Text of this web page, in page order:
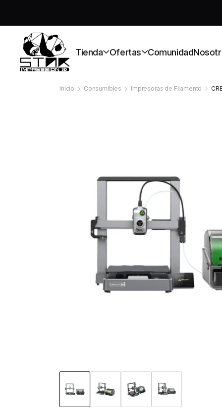
Tienda Ofertas Comunidad
Inicio Consumibles Impresoras de Filamento